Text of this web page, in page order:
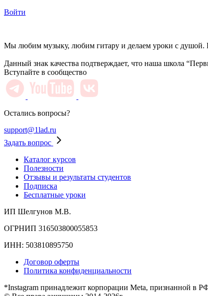
Войти
Мы любим музыку, любим гитару и делаем уроки с душой.
Данный знак качества подтверждает, что наша школа
Вступайте в сообщество
Остались вопросы?
support@1lad.ru
Задать вопрос
Каталог курсов
Полезности
Отзывы и результаты студентов
Подписка
Бесплатные уроки
ИП Шелгунов М.В.
ОГРНИП 316503800055853
ИНН: 503810895750
Договор оферты
Политика конфиденциальности
*Instagram принадлежит корпорации Meta, признанной в